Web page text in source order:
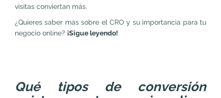
visitas conviertan más.
¿Quieres saber más sobre el CRO y su importancia para tu
negocio online? ¡Sigue leyendo!
Qué tipos de conversión